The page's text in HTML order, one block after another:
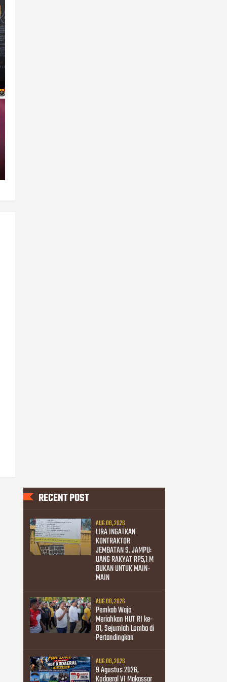
RECENT POST
AUG 08, 2026
LIRA INGATKAN
KONTRAKTOR
JEMBATAN S. JAMPU:
UANG RAKYAT RP5,1 M
BUKAN UNTUK MAIN-
MAIN
AUG 08, 2026
Pemkab Wajo
Meriahkan HUT RI ke-
81, Sejumlah Lomba di
Pertandingkan
AUG 08, 2026
9 Agustus 2026,